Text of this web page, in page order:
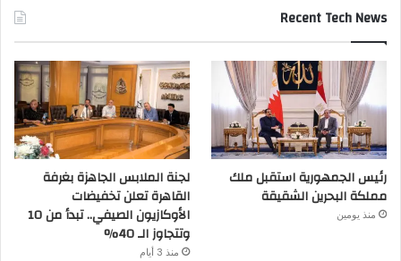
Recent Tech News
رئيس الجمهورية استقبل ملك
مملكة البحرين الشقيقة
منذ يومين
لجنة الملابس الجاهزة بغرفة
القاهرة تعلن تخفيضات
الأوكازيون الصيفي.. تبدأ من 10
وتتجاوز الـ 40%
منذ 3 أيام